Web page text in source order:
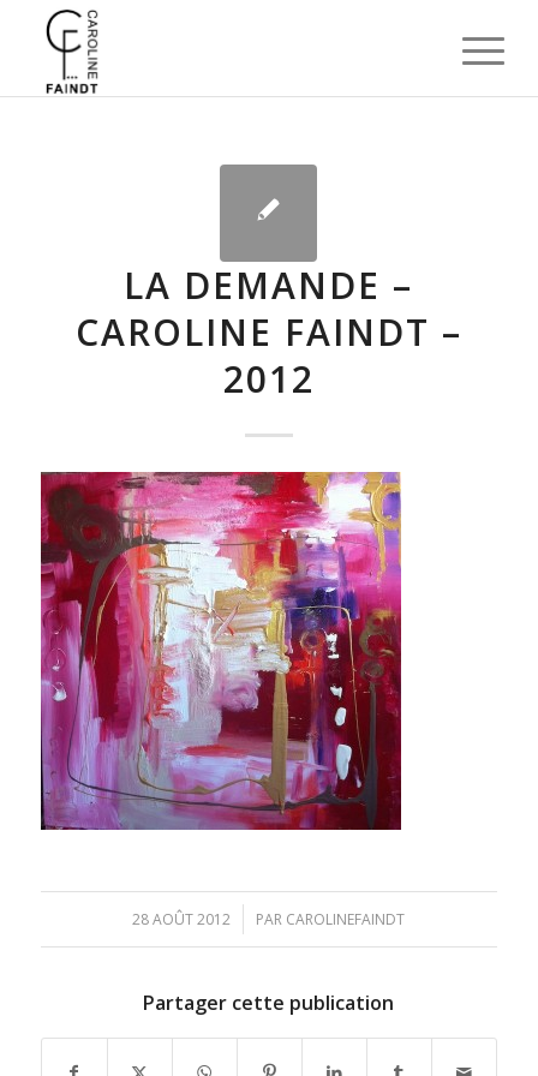
LA DEMANDE –
CAROLINE FAINDT –
2012
28 AOÛT 2012
/ PAR CAROLINEFAINDT
Partager cette publication